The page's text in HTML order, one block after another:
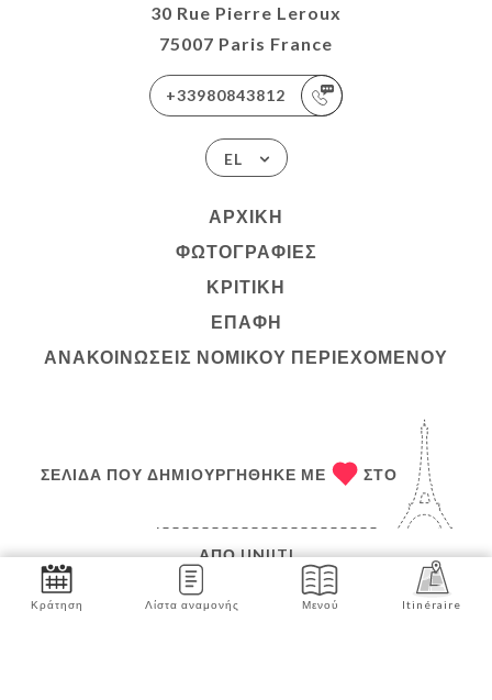
30 Rue Pierre Leroux
75007 Paris France
+33980843812
EL
ΑΡΧΙΚΉ
ΦΩΤΟΓΡΑΦΊΕΣ
ΚΡΙΤΙΚΉ
ΕΠΑΦΉ
ΑΝΑΚΟΙΝΏΣΕΙΣ ΝΟΜΙΚΟΎ ΠΕΡΙΕΧΟΜΈΝΟΥ
© COPYRIGHT :ΈΤΟΣ – CHEZ GERMAINE – ΌΛΑ ΤΑ
ΔΙΚΑΙΏΜΑΤΑ ΔΙΑΤΗΡΟΎΝΤΑΙ
ΣΕΛΊΔΑ ΠΟΥ ΔΗΜΙΟΥΡΓΉΘΗΚΕ ΜΕ ΣΤΟ
ΑΠΌUNIITI
Κράτηση Λίστα αναμονής Μενού Itinéraire